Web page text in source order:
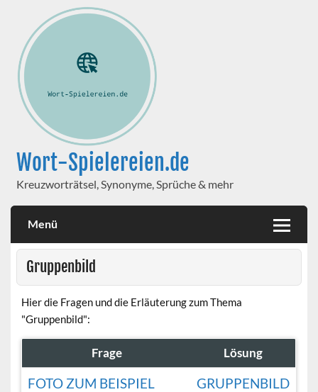
Wort-Spielereien.de
Kreuzworträtsel, Synonyme, Sprüche & mehr
Menü
Gruppenbild
Hier die Fragen und die Erläuterung zum Thema
"Gruppenbild":
Frage Lösung
FOTO ZUM BEISPIEL
GRUPPENBILD